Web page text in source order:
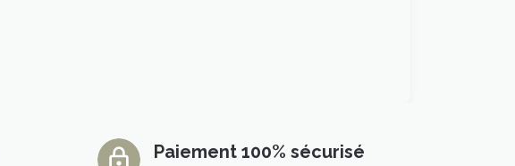
Paiement 100% sécurisé